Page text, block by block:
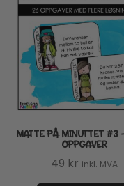
GRATIS
BUTIKK
LISENSER
TIPSHJØRNET
MATTE PÅ MINUTTET #3
OPPGAVER
49 kr inkl. MVA